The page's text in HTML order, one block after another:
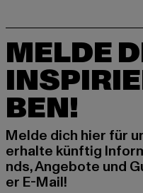
MELDE
BEN!
Melde dich hier für
erhalte künftig
nds, Angebote und
er E-Mail!